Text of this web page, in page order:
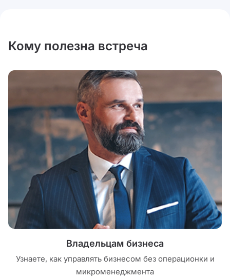
Кому полезна встреча
Владельцам бизнеса
Узнаете, как управлять бизнесом без операционки и
микроменеджмента